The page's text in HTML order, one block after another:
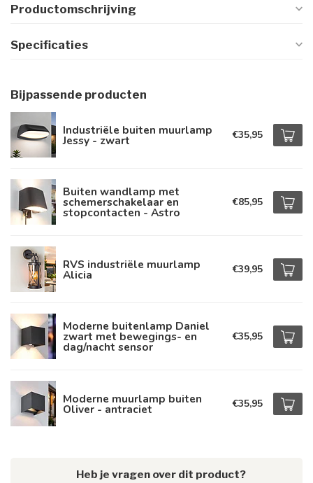
Productomschrijving
Specificaties
Bijpassende producten
Industriële buiten muurlamp
Jessy - zwart €35,95
Buiten wandlamp met
schemerschakelaar en
stopcontacten - Astro
€85,95
RVS industriële muurlamp
Alicia €39,95
Moderne buitenlamp Daniel
zwart met bewegings- en
dag/nacht sensor
€35,95
Moderne muurlamp buiten
Oliver - antraciet €35,95
Heb je vragen over dit product?